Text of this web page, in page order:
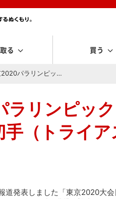
る 買う
2020パラリンピッ…
ラリンピッ
（トライア
道発表しました「東京2020大